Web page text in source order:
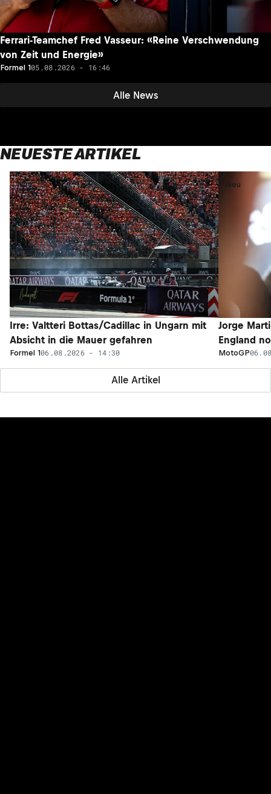
Alle News
Ferrari-Teamchef Fred Vasseur: «Reine Verschwendung
von Zeit und Energie»
Formel 105.08.2026 - 16:46
NEUESTE ARTIKEL
Alle Artikel
Neu
Irre: Valtteri Bottas/Cadillac in Ungarn mit
Absicht in die Mauer gefahren
Formel 106.08.2026 - 14:30
Neu
Jorge
England
MotoGP